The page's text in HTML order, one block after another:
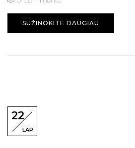
SUŽINOKITE DAUGIAU
22
LAP